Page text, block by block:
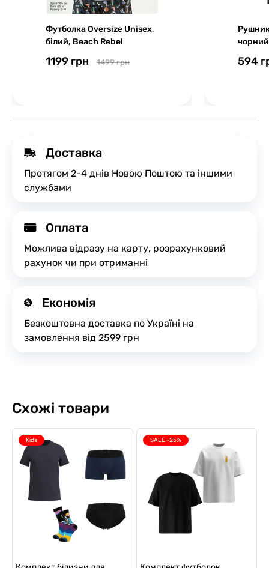
Футболка Oversize Unisex,
білий, Beach Rebel
1199 грн 1499 грн
чорний
594
Доставка
Протягом 2-4 днів Новою Поштою та іншими
службами
Оплата
Можлива відразу на карту, розрахунковий
рахунок чи при отриманні
Економія
Безкоштовна доставка по Україні на
замовлення від 2599 грн
Схожі товари
Kids SALE -25%